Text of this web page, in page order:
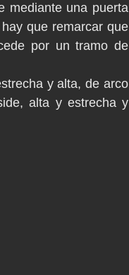
mediante una puerta
que remarcar que
por un tramo de
y alta, de arco
alta y estrecha y